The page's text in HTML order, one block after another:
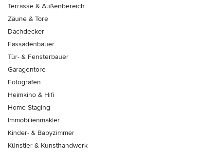
Terrasse & Außenbereich
Zäune & Tore
Dachdecker
Fassadenbauer
Tür- & Fensterbauer
Garagentore
Fotografen
Heimkino & Hifi
Home Staging
Immobilienmakler
Kinder- & Babyzimmer
Künstler & Kunsthandwerk